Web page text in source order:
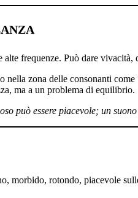
alte frequenze. Può dare
nella zona delle consonanti
ma a un problema di equilibrio.
può essere piacevole; un
morbido, rotondo, piacevole